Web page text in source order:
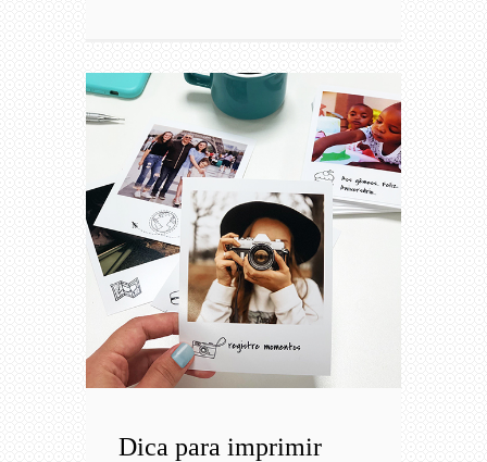
Dica para imprimir